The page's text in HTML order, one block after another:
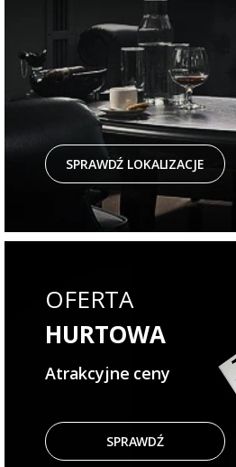
SPRAWDŹ LOKALIZACJE
OFERTA
HURTOWA
Atrakcyjne ceny
SPRAWDŹ